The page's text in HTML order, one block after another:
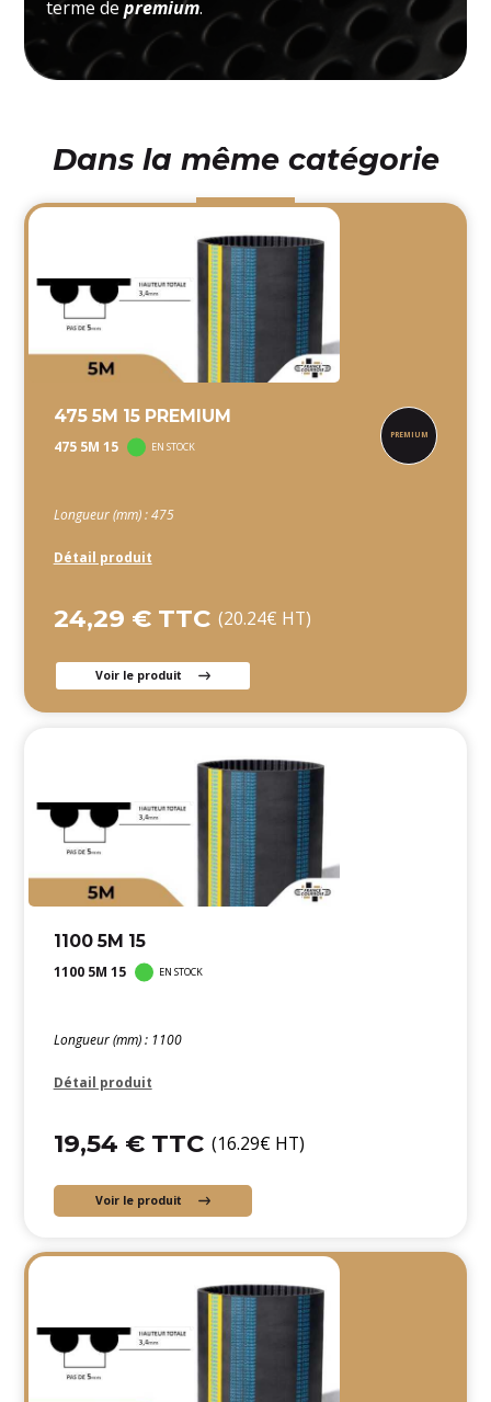
terme depremium.
Dans la même catégorie
475 5M 15 PREMIUM
475 5M 15 EN STOCK
Longueur (mm) : 475
Détail produit
24,29 € TTC (20.24€ HT)
Voir le produit
1100 5M 15
1100 5M 15 EN STOCK
Longueur (mm) : 1100
Détail produit
19,54 € TTC (16.29€ HT)
Voir le produit